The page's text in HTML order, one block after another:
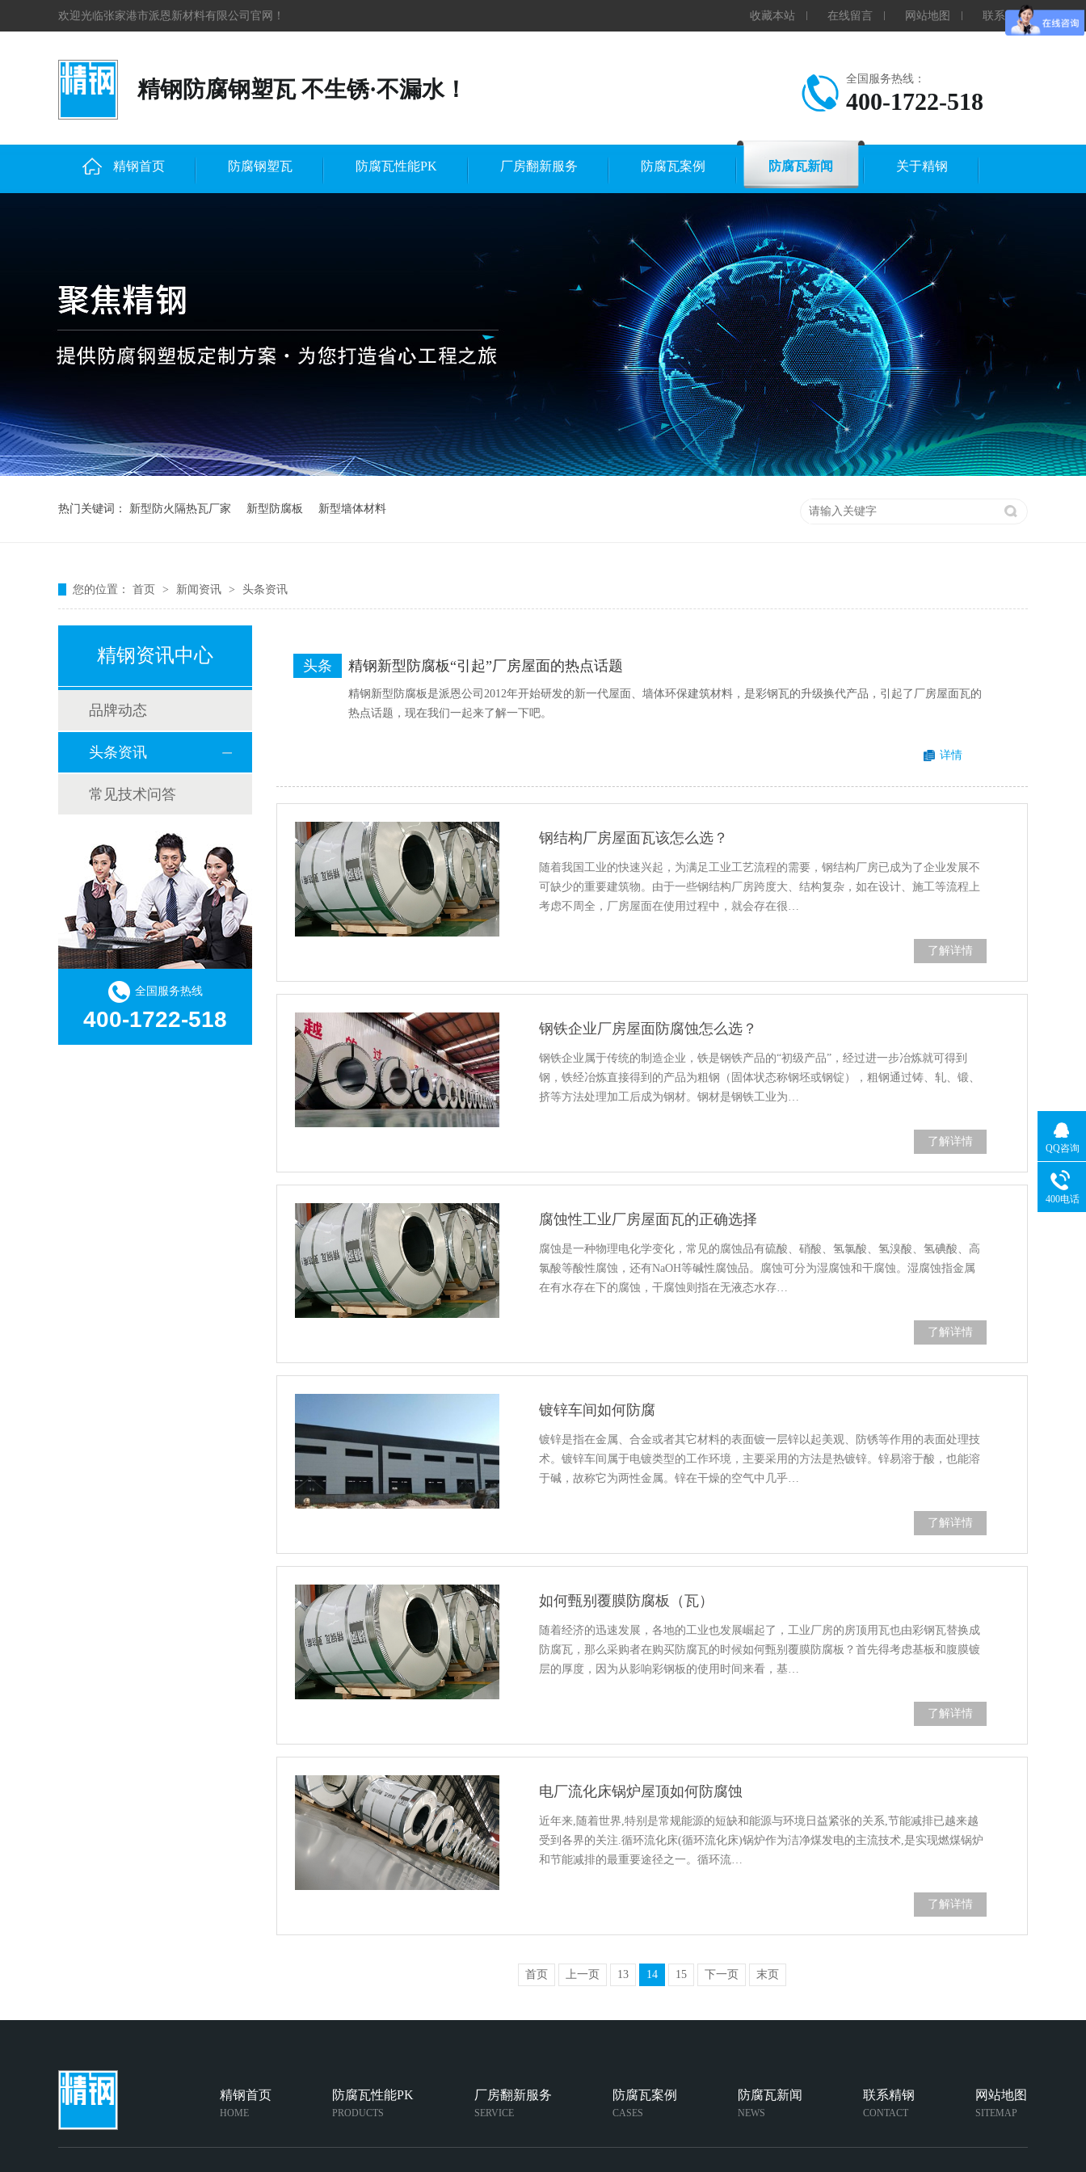
收藏本站 在线留言 网站地图 联系我们
欢迎光临张家港市派恩新材料有限公司官网！
精钢防腐钢塑瓦 不生锈·不漏水！ 全国服务热线：
400-1722-518
精钢首页 防腐钢塑瓦 防腐瓦性能PK 厂房翻新服务 防腐瓦案例 防腐瓦新闻 关于精钢
热门关键词： 新型防火隔热瓦厂家 新型防腐板 新型墙体材料
您的位置： 首页 > 新闻资讯 > 头条资讯
精钢新型防腐板“引起”厂房屋面的热点话题
头条
精钢新型防腐板是派恩公司2012年开始研发的新一代屋面、墙体环保建筑材料，是彩钢瓦的升级换代产品，引起了厂房屋面瓦的
热点话题，现在我们一起来了解一下吧。
详情
钢结构厂房屋面瓦该怎么选？
随着我国工业的快速兴起，为满足工业工艺流程的需要，钢结构厂房已成为了企业发展不
可缺少的重要建筑物。由于一些钢结构厂房跨度大、结构复杂，如在设计、施工等流程上
考虑不周全，厂房屋面在使用过程中，就会存在很…
了解详情
钢铁企业厂房屋面防腐蚀怎么选？
钢铁企业属于传统的制造企业，铁是钢铁产品的“初级产品”，经过进一步冶炼就可得到
钢，铁经冶炼直接得到的产品为粗钢（固体状态称钢坯或钢锭），粗钢通过铸、轧、锻、
挤等方法处理加工后成为钢材。钢材是钢铁工业为…
了解详情
腐蚀性工业厂房屋面瓦的正确选择
腐蚀是一种物理电化学变化，常见的腐蚀品有硫酸、硝酸、氢氯酸、氢溴酸、氢碘酸、高
氯酸等酸性腐蚀，还有NaOH等碱性腐蚀品。腐蚀可分为湿腐蚀和干腐蚀。湿腐蚀指金属
在有水存在下的腐蚀，干腐蚀则指在无液态水存…
了解详情
镀锌车间如何防腐
镀锌是指在金属、合金或者其它材料的表面镀一层锌以起美观、防锈等作用的表面处理技
术。镀锌车间属于电镀类型的工作环境，主要采用的方法是热镀锌。锌易溶于酸，也能溶
于碱，故称它为两性金属。锌在干燥的空气中几乎…
了解详情
如何甄别覆膜防腐板（瓦）
随着经济的迅速发展，各地的工业也发展崛起了，工业厂房的房顶用瓦也由彩钢瓦替换成
防腐瓦，那么采购者在购买防腐瓦的时候如何甄别覆膜防腐板？首先得考虑基板和腹膜镀
层的厚度，因为从影响彩钢板的使用时间来看，基…
了解详情
电厂流化床锅炉屋顶如何防腐蚀
近年来,随着世界,特别是常规能源的短缺和能源与环境日益紧张的关系,节能减排已越来越
受到各界的关注.循环流化床(循环流化床)锅炉作为洁净煤发电的主流技术,是实现燃煤锅炉
和节能减排的最重要途径之一。循环流…
了解详情
首页 上一页 13 14 15 下一页 末页
精钢资讯中心
品牌动态
头条资讯
常见技术问答
全国服务热线
400-1722-518
精钢首页
HOME
防腐瓦性能PK
PRODUCTS
厂房翻新服务
SERVICE
防腐瓦案例
CASES
防腐瓦新闻
NEWS
联系精钢
CONTACT
网站地图
SITEMAP
QQ咨询
400电话